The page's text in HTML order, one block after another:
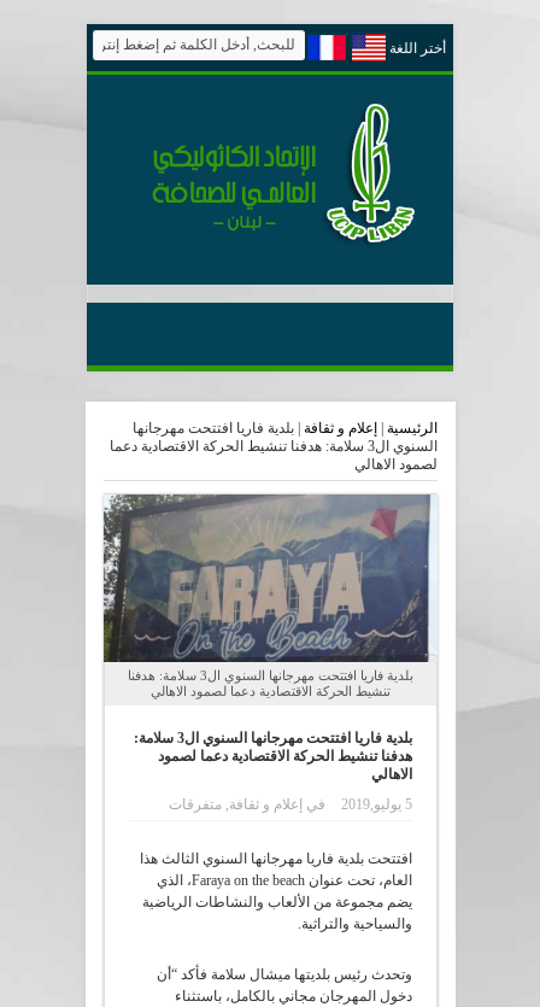
أختر اللغة
الرئيسية إعلام و ثقافة |بلدية فاريا افتتحت مهرجانها
السنوي ال3 سلامة: هدفنا تنشيط الحركة الاقتصادية دعما
لصمود الاهالي
بلدية فاريا افتتحت مهرجانها السنوي ال3 سلامة: هدفنا
تنشيط الحركة الاقتصادية دعما لصمود الاهالي
بلدية فاريا افتتحت مهرجانها السنوي ال3 سلامة:
هدفنا تنشيط الحركة الاقتصادية دعما لصمود
الاهالي
5 يوليو,2019
في إعلام و ثقافة ,متفرقات
افتتحت بلدية فاريا مهرجانها السنوي الثالث هذا
العام، تحت عنوان Faraya on the beach، الذي
يضم مجموعة من الألعاب والنشاطات الرياضية
والسياحية والتراثية.
وتحدث رئيس بلديتها ميشال سلامة فأكد “أن
دخول المهرجان مجاني بالكامل، باستثناء